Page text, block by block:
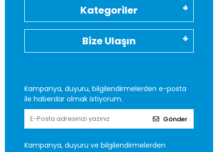
Kategoriler
Bize Ulaşın
Kampanya, duyuru, bilgilendirmelerden e-posta
ile haberdar olmak istiyorum.
Gönder
Kampanya, duyuru ve bilgilendirmelerden